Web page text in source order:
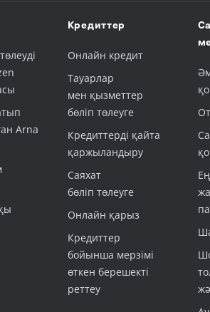
Arna
Кредиттер
Онлайн кредит
Тауарлар
мен қызметтер
бөліп төлеуге
Кредиттерді қайта
қаржыландыру
Саяхат
бөліп төлеуге
Онлайн қарыз
Кредиттер
бойынша мерзімі
өткен берешекті
реттеу